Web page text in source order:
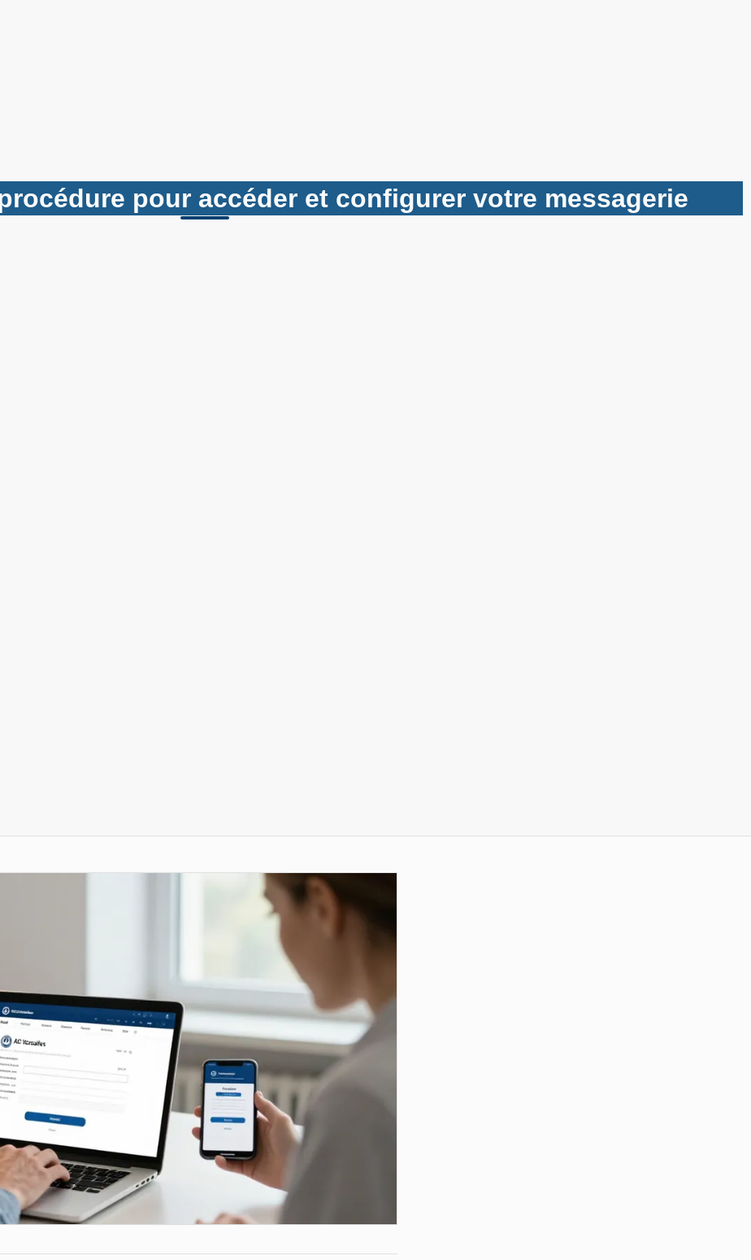
pour accéder et configurer votre messagerie